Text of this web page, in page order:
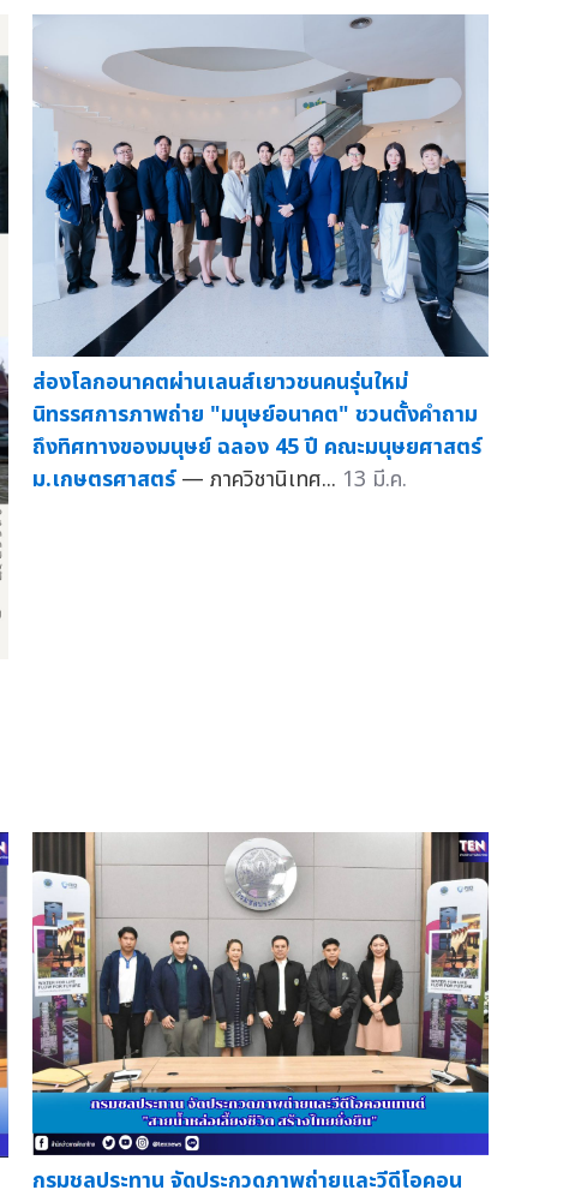
ส่องโลกอนาคตผ่านเลนส์เยาวชนคนรุ่นใหม่
นิทรรศการภาพถ่าย "มนุษย์อนาคต" ชวนตั้งคำถาม
ถึงทิศทางของมนุษย์ ฉลอง 45 ปี คณะมนุษยศาสตร์
ม.เกษตรศาสตร์ — ภาควิชานิเทศ... 13 มี.ค.
กรมชลประทาน จัดประกวดภาพถ่ายและวีดีโอคอน